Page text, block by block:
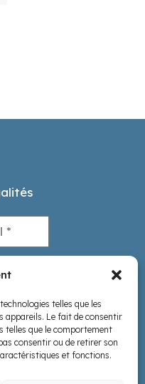
telles que les
appareils. Le fait de consentir
telles que le comportement
consentir ou de retirer son
et fonctions.